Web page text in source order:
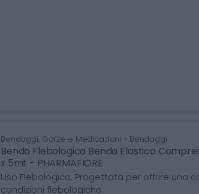
Bendaggi, Garze e Medicazioni > Bendaggi
Benda Flebologica Benda Elastica
x 5mt - PHARMAFIORE
Uso Flebologico. Progettata per offrire una
condizioni flebologiche.